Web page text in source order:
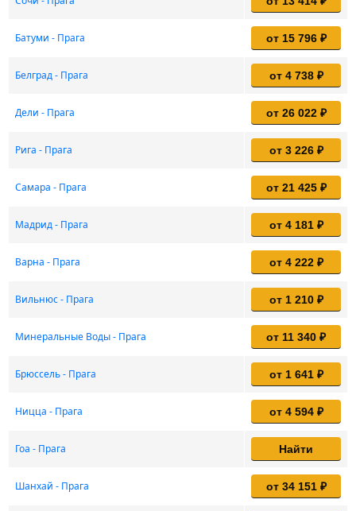
Батуми - Прага от 15 796 ₽
Белград - Прага от 4 738 ₽
Дели - Прага от 26 022 ₽
Рига - Прага от 3 226 ₽
Самара - Прага от 21 425 ₽
Мадрид - Прага от 4 181 ₽
Варна - Прага от 4 222 ₽
Вильнюс - Прага от 1 210 ₽
Минеральные Воды - Прага от 11 340 ₽
Брюссель - Прага от 1 641 ₽
Ницца - Прага от 4 594 ₽
Гоа - Прага Найти
Шанхай - Прага от 34 151 ₽